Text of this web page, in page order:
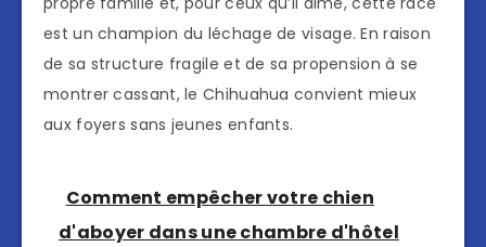
est un champion du léchage de visage. En raison
de sa structure fragile et de sa propension à se
montrer cassant, le Chihuahua convient mieux
aux foyers sans jeunes enfants.
Comment empêcher votre chien
d'aboyer dans une chambre d'hôtel